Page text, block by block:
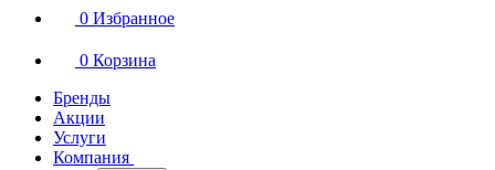
0 Избранное
0 Корзина
Бренды
Акции
Услуги
Компания